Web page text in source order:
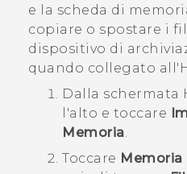
e la scheda di
copiare o spostare i
dispositivo di
quando collegato all'
Dalla schermata
l'alto e toccare
Memoria.
Toccare